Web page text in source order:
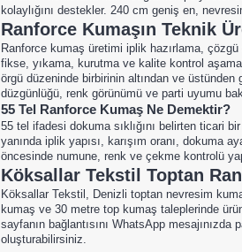
kolaylığını destekler. 240 cm geniş en,
Ranforce Kumaşın Teknik
Ranforce kumaş üretimi iplik hazırlama,
fikse, yıkama, kurutma ve kalite kontrol
örgü düzeninde birbirinin altından ve üstünden
düzgünlüğü, renk görünümü ve parti uyumu
55 Tel Ranforce Kumaş Ne Demektir?
55 tel ifadesi dokuma sıklığını belirten ticari
yanında iplik yapısı, karışım oranı, dokuma
öncesinde numune, renk ve çekme kontrolü
Köksallar Tekstil Toptan
Köksallar Tekstil, Denizli toptan nevresim
kumaş ve 30 metre top kumaş taleplerinde
sayfanın bağlantısını WhatsApp
oluşturabilirsiniz.